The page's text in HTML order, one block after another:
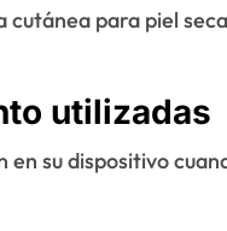
para piel
utilizadas
en su dispositivo